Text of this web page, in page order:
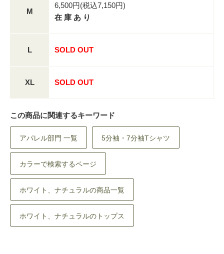
M
6,500円(税込7,150円)
在 庫 あ り
L SOLD OUT
XL SOLD OUT
この商品に関連するキーワード
アパレル部門 一覧 5分袖・7分袖Tシャツ
カラーで検索するページ
ホワイト、ナチュラルの商品一覧
ホワイト、ナチュラルのトップス